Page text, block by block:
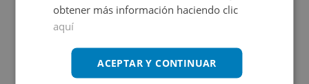
Certificado energético
Calificación de eficiencia energética
en trámite.
obtener más información haciendo clic
aquí
ACEPTAR Y CONTINUAR